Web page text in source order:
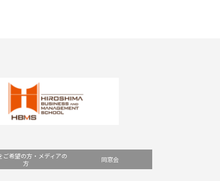
ご希望の方・メディアの
方
同窓会